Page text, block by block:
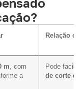
Relação
m , com
a
Pode
de corte e